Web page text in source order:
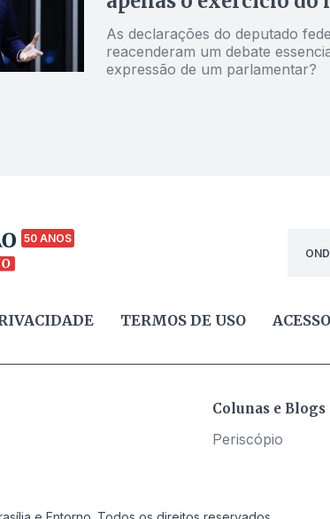
As declarações do deputado
reacenderam um debate
expressão de um parlamentar?
50 ANOS
TERMOS DE USO
Colunas e Blogs
Periscópio